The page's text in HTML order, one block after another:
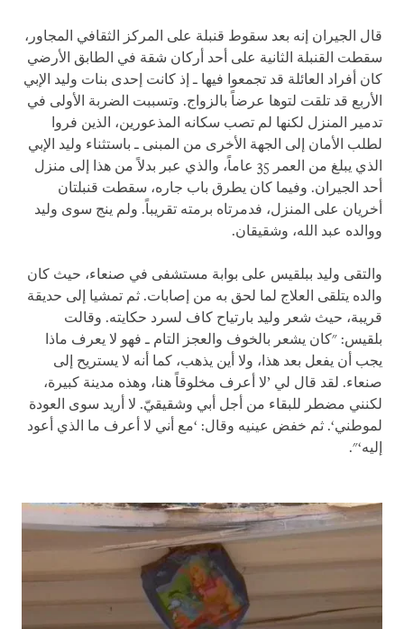
قال الجيران إنه بعد سقوط قنبلة على المركز الثقافي المجاور،
سقطت القنبلة الثانية على أحد أركان شقة في الطابق الأرضي
كان أفراد العائلة قد تجمعوا فيها ـ إذ كانت إحدى بنات وليد الإبي
الأربع قد تلقت لتوها عرضاً بالزواج. وتسببت الضربة الأولى في
تدمير المنزل لكنها لم تصب سكانه المذعورين، الذين فروا
لطلب الأمان إلى الجهة الأخرى من المبنى ـ باستثناء وليد الإبي
الذي يبلغ من العمر 35 عاماً، والذي عبر بدلاً من هذا إلى منزل
أحد الجيران. وفيما كان يطرق باب جاره، سقطت قنبلتان
أخريان على المنزل، فدمرتاه برمته تقريباً. ولم ينج سوى وليد
ووالده عبد الله، وشقيقان.
والتقى وليد ببلقيس على بوابة مستشفى في صنعاء، حيث كان
والده يتلقى العلاج لما لحق به من إصابات. ثم تمشيا إلى حديقة
قريبة، حيث شعر وليد بارتياح كاف لسرد حكايته. وقالت
بلقيس: "كان يشعر بالخوف والعجز التام ـ فهو لا يعرف ماذا
يجب أن يفعل بعد هذا، ولا أين يذهب، كما أنه لا يستريح إلى
صنعاء. لقد قال لي ’لا أعرف مخلوقاً هنا، وهذه مدينة كبيرة،
لكنني مضطر للبقاء من أجل أبي وشقيقيّ. لا أريد سوى العودة
لموطني‘. ثم خفض عينيه وقال: ‘مع أني لا أعرف ما الذي أعود
إليه‘".